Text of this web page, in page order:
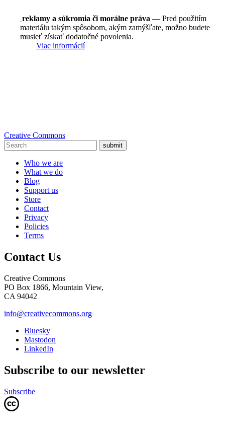
reklamy a súkromia či morálne práva — Pred použitím
materiálu takým spôsobom, akým zamýšľate, možno budete
musieť získať dodatočné povolenia.
Viac informácií
Creative Commons
submit
Who we are
What we do
Blog
Support us
Store
Contact
Privacy
Policies
Terms
Contact Us
Creative Commons
PO Box 1866, Mountain View,
CA 94042
info@creativecommons.org
Bluesky
Mastodon
LinkedIn
Subscribe to our newsletter
Subscribe